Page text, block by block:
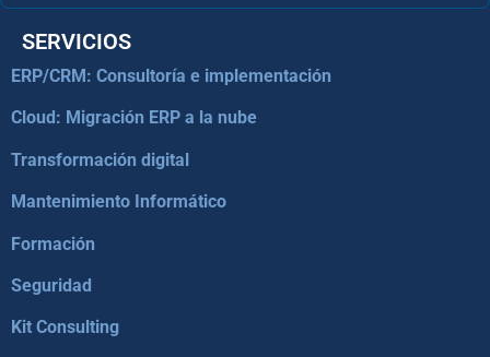
SERVICIOS
ERP/CRM: Consultoría e implementación
Cloud: Migración ERP a la nube
Transformación digital
Mantenimiento Informático
Formación
Seguridad
Kit Consulting